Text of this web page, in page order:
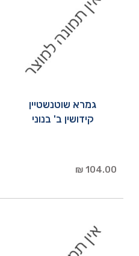
גמרא שוטנשטיין
קידושין ב' בנוני
104.00 ₪